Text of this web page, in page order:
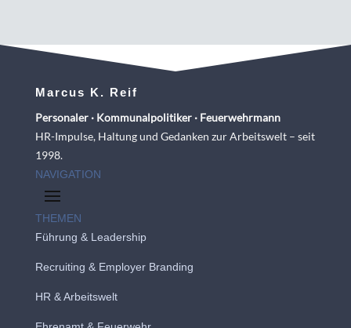
Marcus K. Reif
Personaler · Kommunalpolitiker · Feuerwehrmann
HR-Impulse, Haltung und Gedanken zur Arbeitswelt – seit
1998.
NAVIGATION
THEMEN
Führung & Leadership
Recruiting & Employer Branding
HR & Arbeitswelt